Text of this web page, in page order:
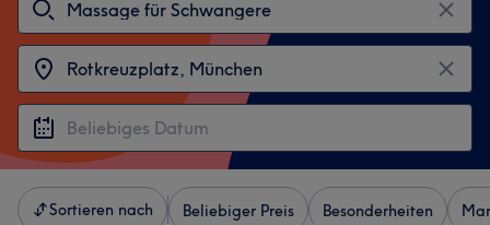
Sortieren nach Beliebiger Preis Besonderheiten